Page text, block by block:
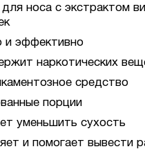
носа с экстрактом
и эффективно
наркотических
средство
порции
уменьшить сухость
и помогает вывести